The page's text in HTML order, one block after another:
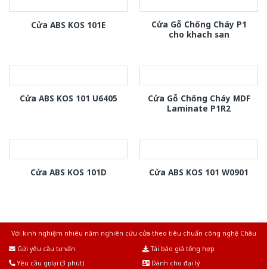
Cửa ABS KOS 101E
Cửa Gỗ Chống Cháy P1
cho khach san
Cửa ABS KOS 101 U6405
Cửa Gỗ Chống Cháy MDF
Laminate P1R2
Cửa ABS KOS 101D Cửa ABS KOS 101 W0901
Với kinh nghiệm nhiêu năm nghiên cứu cửa theo tiêu chuẩn công nghệ Châu
Gửi yêu cầu tư vấn
Tải báo giá tổng hợp
Yêu cầu gọi lại (3 phút)
Dành cho đại lý